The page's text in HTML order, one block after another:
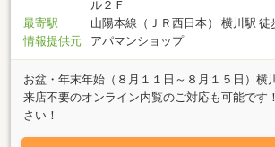
ル２Ｆ
最寄駅
山陽本線（ＪＲ西日本） 横川駅 徒
情報提供元
アパマンショップ
お盆・年末年始（８月１１日～８月１５日）横
来店不要のオンライン内覧のご対応も可能です
さい！